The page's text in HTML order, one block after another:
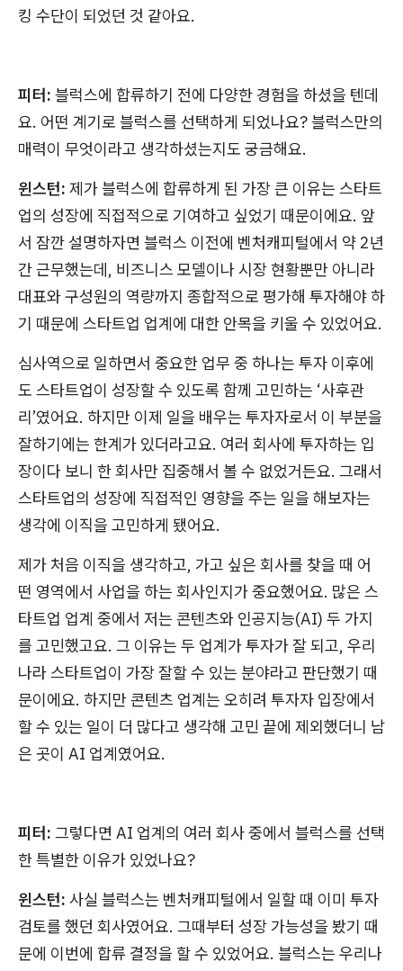
킹 수단이 되었던 것 같아요.
피터: 블럭스에 합류하기 전에 다양한 경험을 하셨을 텐데
요. 어떤 계기로 블럭스를 선택하게 되었나요? 블럭스만의
매력이 무엇이라고 생각하셨는지도 궁금해요.
윈스턴: 제가 블럭스에 합류하게 된 가장 큰 이유는 스타트
업의 성장에 직접적으로 기여하고 싶었기 때문이에요. 앞
서 잠깐 설명하자면 블럭스 이전에 벤처캐피털에서 약 2년
간 근무했는데, 비즈니스 모델이나 시장 현황뿐만 아니라
대표와 구성원의 역량까지 종합적으로 평가해 투자해야 하
기 때문에 스타트업 업계에 대한 안목을 키울 수 있었어요.
심사역으로 일하면서 중요한 업무 중 하나는 투자 이후에
도 스타트업이 성장할 수 있도록 함께 고민하는 ‘사후관
리’였어요. 하지만 이제 일을 배우는 투자자로서 이 부분을
잘하기에는 한계가 있더라고요. 여러 회사에 투자하는 입
장이다 보니 한 회사만 집중해서 볼 수 없었거든요. 그래서
스타트업의 성장에 직접적인 영향을 주는 일을 해보자는
생각에 이직을 고민하게 됐어요.
제가 처음 이직을 생각하고, 가고 싶은 회사를 찾을 때 어
떤 영역에서 사업을 하는 회사인지가 중요했어요. 많은 스
타트업 업계 중에서 저는 콘텐츠와 인공지능(AI) 두 가지
를 고민했고요. 그 이유는 두 업계가 투자가 잘 되고, 우리
나라 스타트업이 가장 잘할 수 있는 분야라고 판단했기 때
문이에요. 하지만 콘텐츠 업계는 오히려 투자자 입장에서
할 수 있는 일이 더 많다고 생각해 고민 끝에 제외했더니 남
은 곳이 AI 업계였어요.
피터: 그렇다면 AI 업계의 여러 회사 중에서 블럭스를 선택
한 특별한 이유가 있었나요?
윈스턴: 사실 블럭스는 벤처캐피털에서 일할 때 이미 투자
검토를 했던 회사였어요. 그때부터 성장 가능성을 봤기 때
문에 이번에 합류 결정을 할 수 있었어요. 블럭스는 우리나